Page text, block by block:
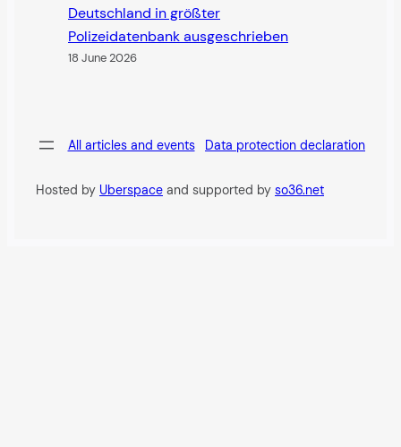
Deutschland in größter
Polizeidatenbank ausgeschrieben
18 June 2026
All articles and events Data protection declaration
Hosted by Uberspace and supported by so36.net